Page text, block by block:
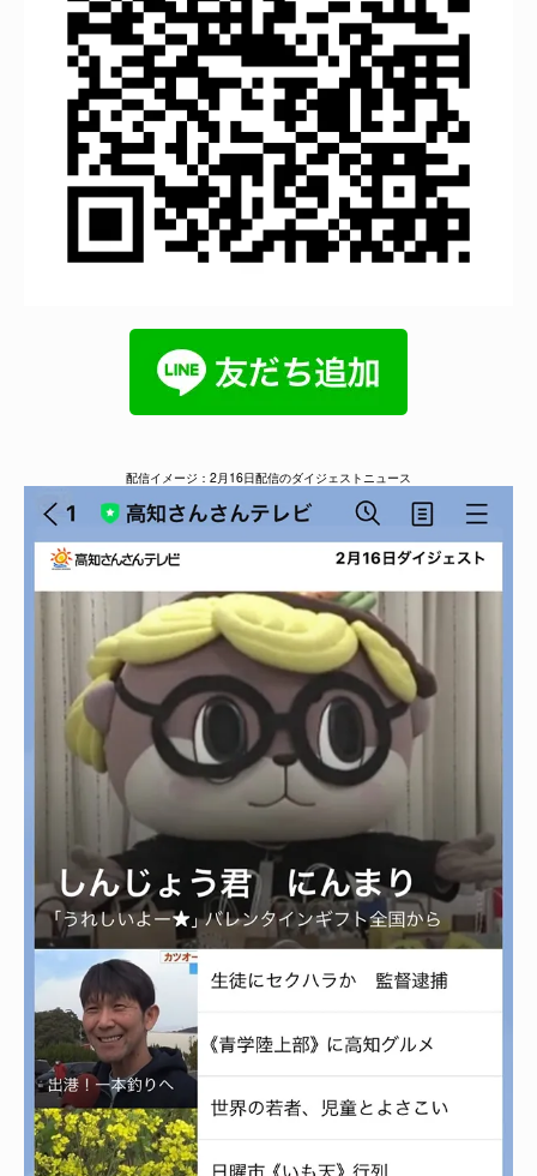
配信イメージ：2月16日配信のダイジェストニュース